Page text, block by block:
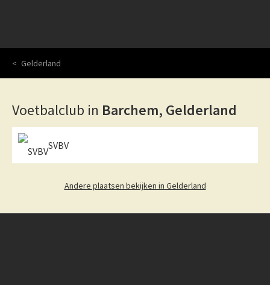
Gelderland
Voetbalclub in Barchem, Gelderland
SVBV
Andere plaatsen bekijken in Gelderland